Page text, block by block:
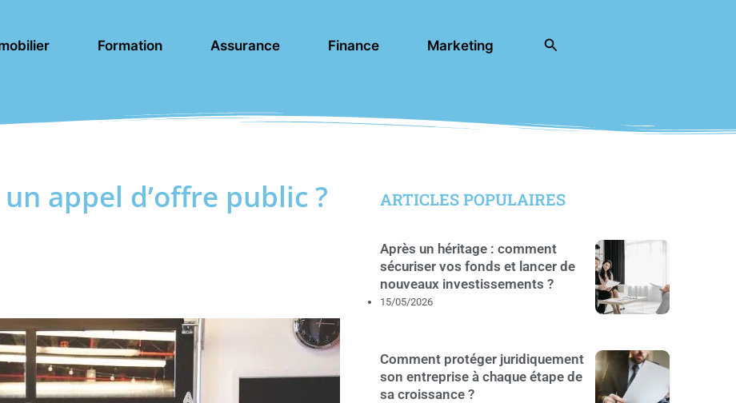
Formation Assurance Finance Marketing Rechercher
appel d’offre public ? ARTICLES POPULAIRES
Après un héritage : comment
sécuriser vos fonds et lancer de
nouveaux investissements ?
15/05/2026
Comment protéger juridiquement
son entreprise à chaque étape de
sa croissance ?